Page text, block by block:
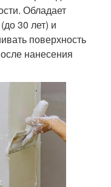
Обладает
30 лет) и
поверхность
нанесения